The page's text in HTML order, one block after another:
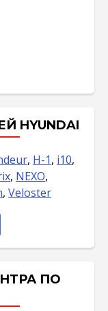
HYUNDAI
, H-1, i10,
, NEXO,
, Veloster
ПО